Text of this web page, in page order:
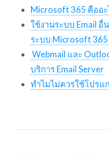
Microsoft 365 คืออะ
ใช้งานระบบ Email อื่
ระบบ Microsoft 365
Webmail และ
บริการ Email Server
ทำไมไม่ควรใช้โปรแ